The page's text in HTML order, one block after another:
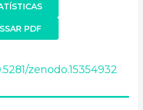
PDF
zenodo.15354932